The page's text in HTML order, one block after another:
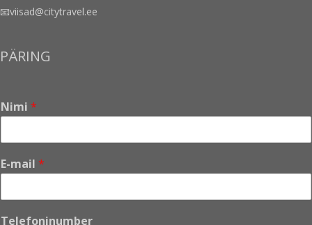
📧viisad@citytravel.ee
PÄRING
Nimi *
E-mail *
E
Telefoninumber